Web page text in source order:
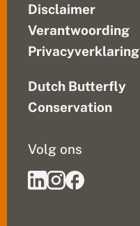
Disclaimer
Verantwoording
Privacyverklaring
Dutch Butterfly
Conservation
Volg ons